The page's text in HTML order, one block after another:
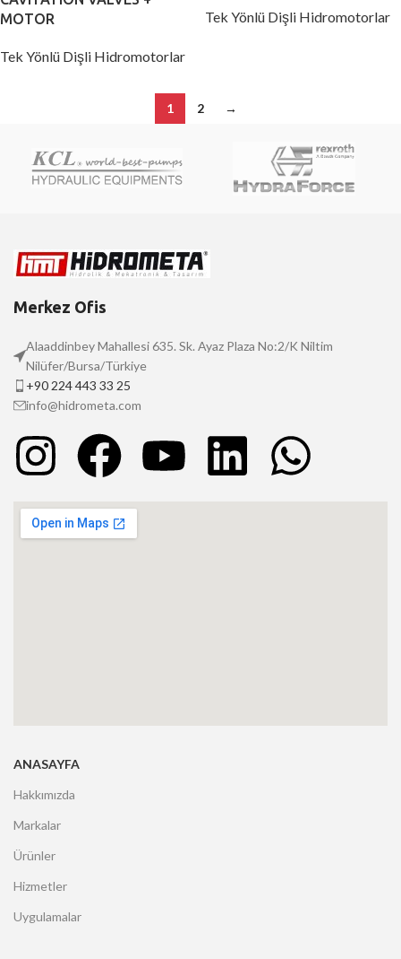
MOTOR
Tek Yönlü Dişli Hidromotorlar
Tek Yönlü Dişli Hidromotorlar
1 2 →
Merkez Ofis
Alaaddinbey Mahallesi 635. Sk. Ayaz Plaza No:2/K Niltim
Nilüfer/Bursa/Türkiye
+90 224 443 33 25
info@hidrometa.com
ANASAYFA
Hakkımızda
Markalar
Ürünler
Hizmetler
Uygulamalar